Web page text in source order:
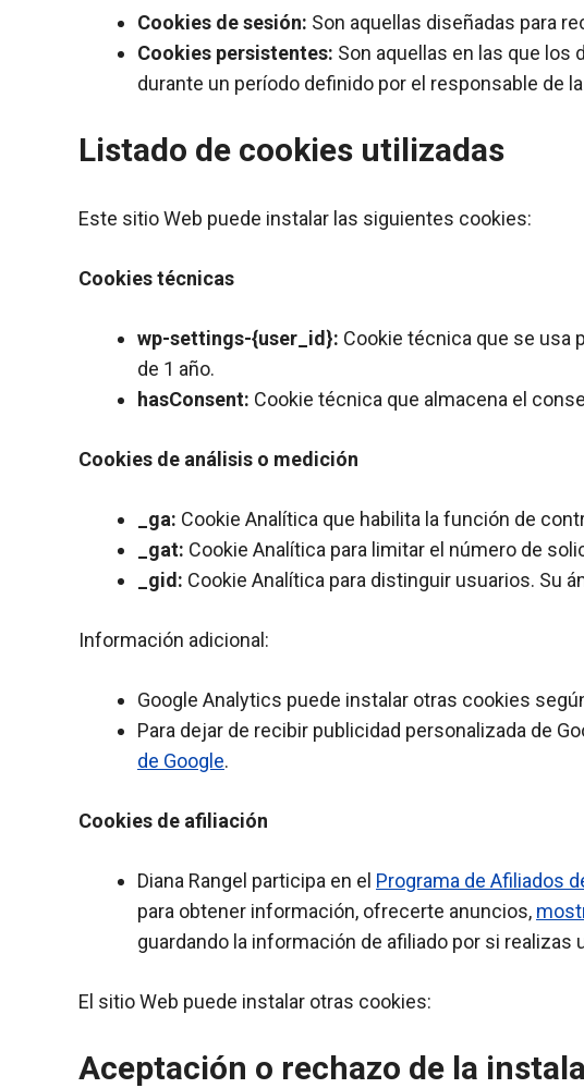
Cookies de sesión: Son aquellas diseñadas para
Cookies persistentes: Son aquellas en las que
durante un período definido por el responsable de
Listado de cookies utilizadas
Este sitio Web puede instalar las siguientes cookies:
Cookies técnicas
wp-settings-{user_id}: Cookie técnica que se usa
de 1 año.
hasConsent: Cookie técnica que almacena el
Cookies de análisis o medición
_ga: Cookie Analítica que habilita la función de
_gat: Cookie Analítica para limitar el número de
_gid: Cookie Analítica para distinguir usuarios. Su
Información adicional:
Google Analytics puede instalar otras cookies
Para dejar de recibir publicidad personalizada de
de Google.
Cookies de afiliación
Diana Rangel participa en el Programa de Afiliados
para obtener información, ofrecerte anuncios,
guardando la información de afiliado por si
El sitio Web puede instalar otras cookies:
Aceptación o rechazo de la